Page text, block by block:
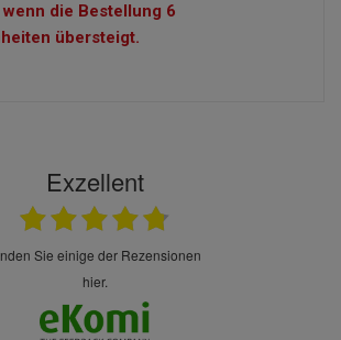
die Bestellung 6
übersteigt.
Exzellent
hier.